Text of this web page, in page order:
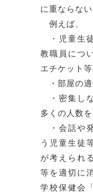
に重ならない
例えば、
・児童生
教職員につ
エチケット
・部屋の適
・密集し
多くの人数
・会話や
う児童生徒
が考えられ
等を適切に
学校保健会